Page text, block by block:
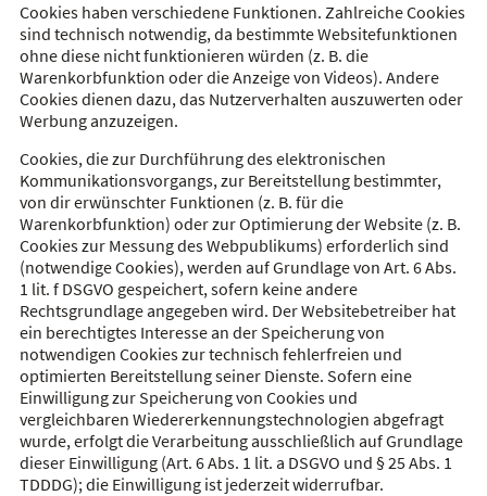
Cookies haben verschiedene Funktionen. Zahlreiche Cookies
sind technisch notwendig, da bestimmte Websitefunktionen
ohne diese nicht funktionieren würden (z. B. die
Warenkorbfunktion oder die Anzeige von Videos). Andere
Cookies dienen dazu, das Nutzerverhalten auszuwerten oder
Werbung anzuzeigen.
Cookies, die zur Durchführung des elektronischen
Kommunikationsvorgangs, zur Bereitstellung bestimmter,
von dir erwünschter Funktionen (z. B. für die
Warenkorbfunktion) oder zur Optimierung der Website (z. B.
Cookies zur Messung des Webpublikums) erforderlich sind
(notwendige Cookies), werden auf Grundlage von Art. 6 Abs.
1 lit. f DSGVO gespeichert, sofern keine andere
Rechtsgrundlage angegeben wird. Der Websitebetreiber hat
ein berechtigtes Interesse an der Speicherung von
notwendigen Cookies zur technisch fehlerfreien und
optimierten Bereitstellung seiner Dienste. Sofern eine
Einwilligung zur Speicherung von Cookies und
vergleichbaren Wiedererkennungstechnologien abgefragt
wurde, erfolgt die Verarbeitung ausschließlich auf Grundlage
dieser Einwilligung (Art. 6 Abs. 1 lit. a DSGVO und § 25 Abs. 1
TDDDG); die Einwilligung ist jederzeit widerrufbar.